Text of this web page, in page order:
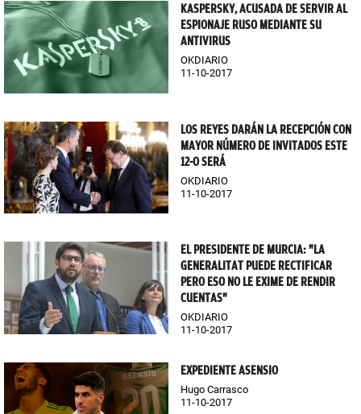
KASPERSKY, ACUSADA DE SERVIR AL
ESPIONAJE RUSO MEDIANTE SU
ANTIVIRUS
OKDIARIO
11-10-2017
LOS REYES DARÁN LA RECEPCIÓN CON
MAYOR NÚMERO DE INVITADOS ESTE
12-O SERÁ
OKDIARIO
11-10-2017
EL PRESIDENTE DE MURCIA: "LA
GENERALITAT PUEDE RECTIFICAR
PERO ESO NO LE EXIME DE RENDIR
CUENTAS"
OKDIARIO
11-10-2017
EXPEDIENTE ASENSIO
Hugo Carrasco
11-10-2017